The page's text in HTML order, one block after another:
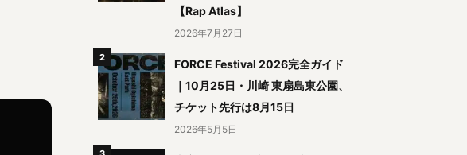
【Rap Atlas】
2026年7月27日
FORCE Festival 2026完全ガイド
｜10月25日・川崎 東扇島東公園、
チケット先行は8月15日
2026年5月5日